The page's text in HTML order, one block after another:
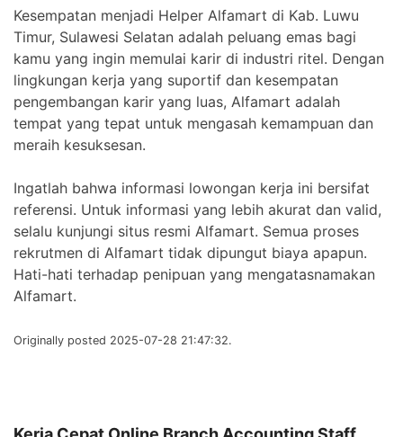
Kesempatan menjadi Helper Alfamart di Kab. Luwu
Timur, Sulawesi Selatan adalah peluang emas bagi
kamu yang ingin memulai karir di industri ritel. Dengan
lingkungan kerja yang suportif dan kesempatan
pengembangan karir yang luas, Alfamart adalah
tempat yang tepat untuk mengasah kemampuan dan
meraih kesuksesan.
Ingatlah bahwa informasi lowongan kerja ini bersifat
referensi. Untuk informasi yang lebih akurat dan valid,
selalu kunjungi situs resmi Alfamart. Semua proses
rekrutmen di Alfamart tidak dipungut biaya apapun.
Hati-hati terhadap penipuan yang mengatasnamakan
Alfamart.
Originally posted 2025-07-28 21:47:32.